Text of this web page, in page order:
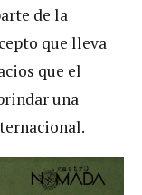
de la
que lleva
que el
una